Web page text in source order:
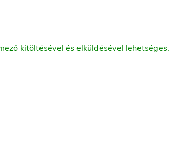
kitöltésével és elküldésével lehetséges.